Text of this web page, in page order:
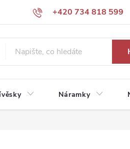
+420 734 818 599
Podmínky ochrany osobních údajů
Náramky